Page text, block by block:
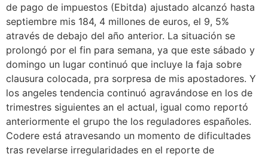
de pago de impuestos (Ebitda) ajustado alcanzó hasta
septiembre mis 184, 4 millones de euros, el 9, 5%
através de debajo del año anterior. La situación se
prolongó por el fin para semana, ya que este sábado y
domingo un lugar continuó que incluye la faja sobre
clausura colocada, pra sorpresa de mis apostadores. Y
los angeles tendencia continuó agravándose en los de
trimestres siguientes an el actual, igual como reportó
anteriormente el grupo the los reguladores españoles.
Codere está atravesando un momento de dificultades
tras revelarse irregularidades en el reporte de